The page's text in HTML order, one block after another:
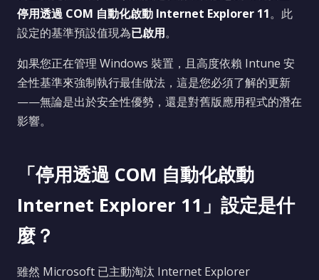
停用透過 COM 自動化啟動 Internet Explorer 11。此
設定的基準預設值現為已啟用。
如果您正在管理 Windows 裝置，且高度依賴 Intune 安
全性基準來強制執行最佳做法，這是您必須了解的更新
——無論是出於安全性優勢，還是對舊版應用程式的潛在
影響。
「停用透過 COM 自動化啟動
Internet Explorer 11」設定是什
麼？
雖然 Microsoft 已主動淘汰 Internet Explorer